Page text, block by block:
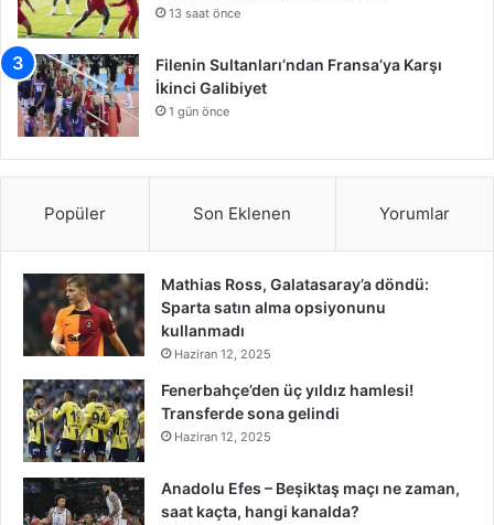
13 saat önce
Filenin Sultanları’ndan Fransa’ya Karşı
İkinci Galibiyet
1 gün önce
Popüler Son Eklenen Yorumlar
Mathias Ross, Galatasaray’a döndü:
Sparta satın alma opsiyonunu
kullanmadı
Haziran 12, 2025
Fenerbahçe’den üç yıldız hamlesi!
Transferde sona gelindi
Haziran 12, 2025
Anadolu Efes – Beşiktaş maçı ne zaman,
saat kaçta, hangi kanalda?